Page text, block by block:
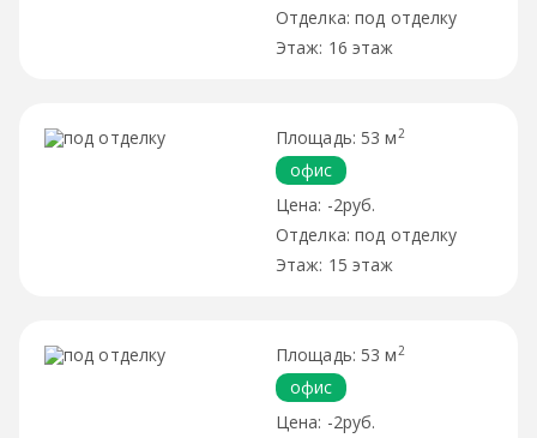
под отделку
16 этаж
53 м 2
офис
-2руб.
под отделку
15 этаж
53 м 2
офис
-2руб.